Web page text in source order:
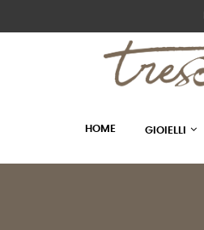
HOME GIOIELLI